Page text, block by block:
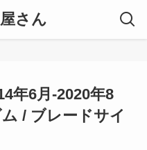
さん
年6月-2020年8
/ ブレードサイ